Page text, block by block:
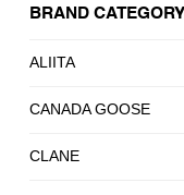
BRAND CATEGORY
ALIITA
CANADA GOOSE
CLANE